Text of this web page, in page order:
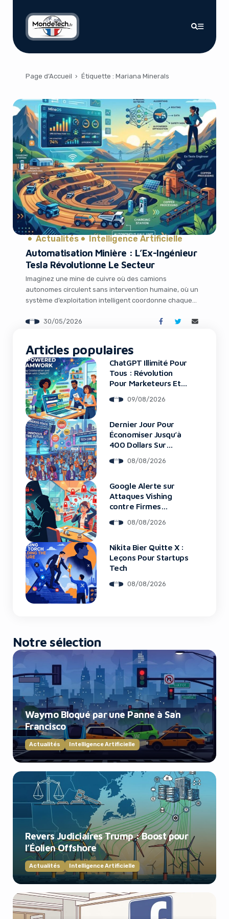
Page d’Accueil › Étiquette : Mariana Minerals
Actualités Intelligence Artificielle
Automatisation Minière : L’Ex-Ingénieur
Tesla Révolutionne Le Secteur
Imaginez une mine de cuivre où des camions
autonomes circulent sans intervention humaine, où un
système d’exploitation intelligent coordonne chaque
renforcement, et où la productivité explose malgré une
startup fondée […]
30/05/2026
Articles populaires
ChatGPT Illimité Pour
Tous : Révolution
Pour Marketeurs Et
09/08/2026
Dernier Jour Pour
Économiser Jusqu’à
400 Dollars Sur
202608/08/2026
Google Alerte sur
Attaques Vishing
contre Firmes
08/08/2026
Nikita Bier Quitte X :
Leçons Pour Startups
Tech
08/08/2026
Notre sélection
Waymo Bloqué par une Panne à San
Francisco
Actualités Intelligence Artificielle
Revers Judiciaires Trump : Boost pour
l’Éolien Offshore
Actualités Intelligence Artificielle
using an ad-blocker!
Yes, I will turn off Ad-Blocker
No Thanks